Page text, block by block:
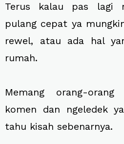
Terus kalau pas lagi
pulang cepat ya
rewel, atau ada hal
rumah.
Memang orang-
komen dan ngeledek
tahu kisah sebenarnya.